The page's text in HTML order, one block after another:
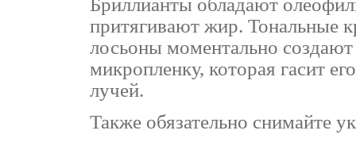
Бриллианты обладают
притягивают жир. Тональные
лосьоны моментально
микропленку, которая гасит
лучей.
Также обязательно снимайте